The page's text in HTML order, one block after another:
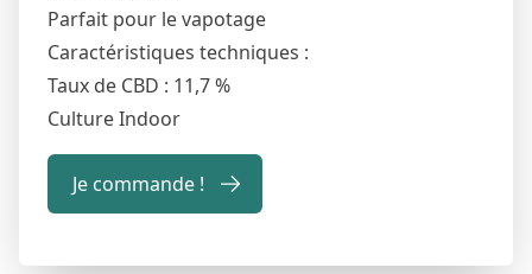
Parfait pour le vapotage
Caractéristiques techniques :
Taux de CBD : 11,7 %
Culture Indoor
Je commande !